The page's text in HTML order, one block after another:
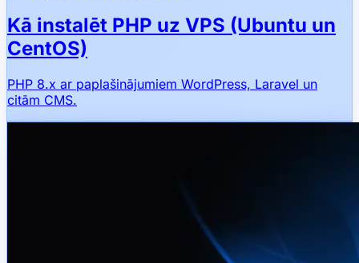
Kā instalēt PHP uz VPS (Ubuntu un
CentOS)
PHP 8.x ar paplašinājumiem WordPress, Laravel un
citām CMS.